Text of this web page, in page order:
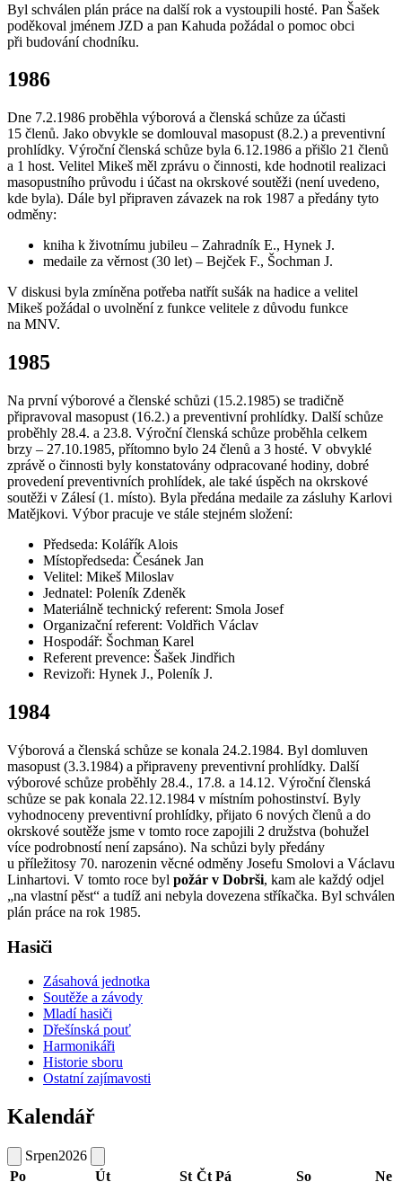
Byl schválen plán práce na další rok a vystoupili hosté. Pan Šašek
poděkoval jménem JZD a pan Kahuda požádal o pomoc obci
při budování chodníku.
1986
Dne 7.2.1986 proběhla výborová a členská schůze za účasti
15 členů. Jako obvykle se domlouval masopust (8.2.) a preventivní
prohlídky. Výroční členská schůze byla 6.12.1986 a přišlo 21 členů
a 1 host. Velitel Mikeš měl zprávu o činnosti, kde hodnotil realizaci
masopustního průvodu i účast na okrskové soutěži (není uvedeno,
kde byla). Dále byl připraven závazek na rok 1987 a předány tyto
odměny:
kniha k životnímu jubileu – Zahradník E., Hynek J.
medaile za věrnost (30 let) – Bejček F., Šochman J.
V diskusi byla zmíněna potřeba natřít sušák na hadice a velitel
Mikeš požádal o uvolnění z funkce velitele z důvodu funkce
na MNV.
1985
Na první výborové a členské schůzi (15.2.1985) se tradičně
připravoval masopust (16.2.) a preventivní prohlídky. Další schůze
proběhly 28.4. a 23.8. Výroční členská schůze proběhla celkem
brzy – 27.10.1985, přítomno bylo 24 členů a 3 hosté. V obvyklé
zprávě o činnosti byly konstatovány odpracované hodiny, dobré
provedení preventivních prohlídek, ale také úspěch na okrskové
soutěži v Zálesí (1. místo). Byla předána medaile za zásluhy Karlovi
Matějkovi. Výbor pracuje ve stále stejném složení:
Předseda: Kolářík Alois
Místopředseda: Česánek Jan
Velitel: Mikeš Miloslav
Jednatel: Poleník Zdeněk
Materiálně technický referent: Smola Josef
Organizační referent: Voldřich Václav
Hospodář: Šochman Karel
Referent prevence: Šašek Jindřich
Revizoři: Hynek J., Poleník J.
1984
Výborová a členská schůze se konala 24.2.1984. Byl domluven
masopust (3.3.1984) a připraveny preventivní prohlídky. Další
výborové schůze proběhly 28.4., 17.8. a 14.12. Výroční členská
schůze se pak konala 22.12.1984 v místním pohostinství. Byly
vyhodnoceny preventivní prohlídky, přijato 6 nových členů a do
okrskové soutěže jsme v tomto roce zapojili 2 družstva (bohužel
více podrobností není zapsáno). Na schůzi byly předány
u příležitosy 70. narozenin věcné odměny Josefu Smolovi a Václavu
Linhartovi. V tomto roce byl požár v Dobrši, kam ale každý odjel
„na vlastní pěst“ a tudíž ani nebyla dovezena stříkačka. Byl schválen
plán práce na rok 1985.
Hasiči
Zásahová jednotka
Soutěže a závody
Mladí hasiči
Dřešínská pouť
Harmonikáři
Historie sboru
Ostatní zajímavosti
Kalendář
Srpen2026
Po
Út St Čt Pá So Ne